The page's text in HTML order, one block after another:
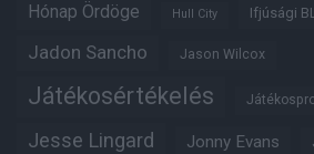
Hónap Ördöge Hull City Ifjúsági
Jadon Sancho Jason Wilcox
Játékosértékelés
Jesse Lingard Jonny Evans